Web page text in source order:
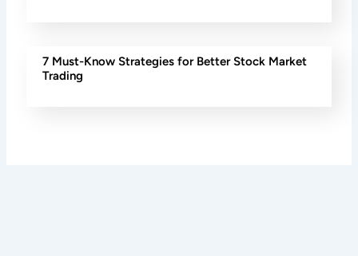
7 Must-Know Strategies for Better Stock Market
Trading